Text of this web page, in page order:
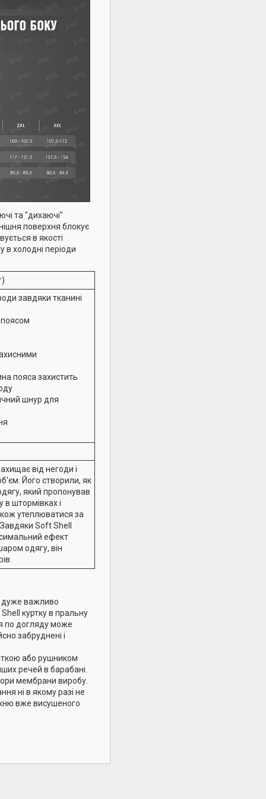
та "дихаючі"
поверхня блокує
в якості
холодні періоди
завдяки тканині
пояса захистить
шнур для
від негоди і
Його створили, як
який пропонував
в штормівках і
утеплюватися за
Soft Shell
ефект
одягу, він
дуже важливо
куртку в пральну
по догляду може
забруднені і
або рушником
речей в барабані.
мембрани виробу.
ні в якому разі не
вже висушеного